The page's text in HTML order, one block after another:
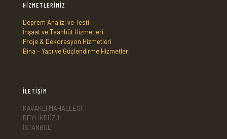
HİZMETLERİMİZ
Deprem Analizi ve Testi
İnşaat ve Taahhüt Hizmetleri
Proje & Dekorasyon Hizmetleri
Bina – Yapı ve Güçlendirme Hizmetleri
İLETİŞİM
KAVAKLI MAHALLESİ
BEYLİKDÜZÜ,
İSTANBUL